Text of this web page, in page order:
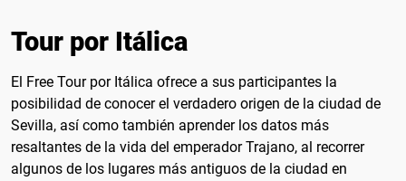
Tour por Itálica
El Free Tour por Itálica ofrece a sus participantes la
posibilidad de conocer el verdadero origen de la ciudad de
Sevilla, así como también aprender los datos más
resaltantes de la vida del emperador Trajano, al recorrer
algunos de los lugares más antiguos de la ciudad en